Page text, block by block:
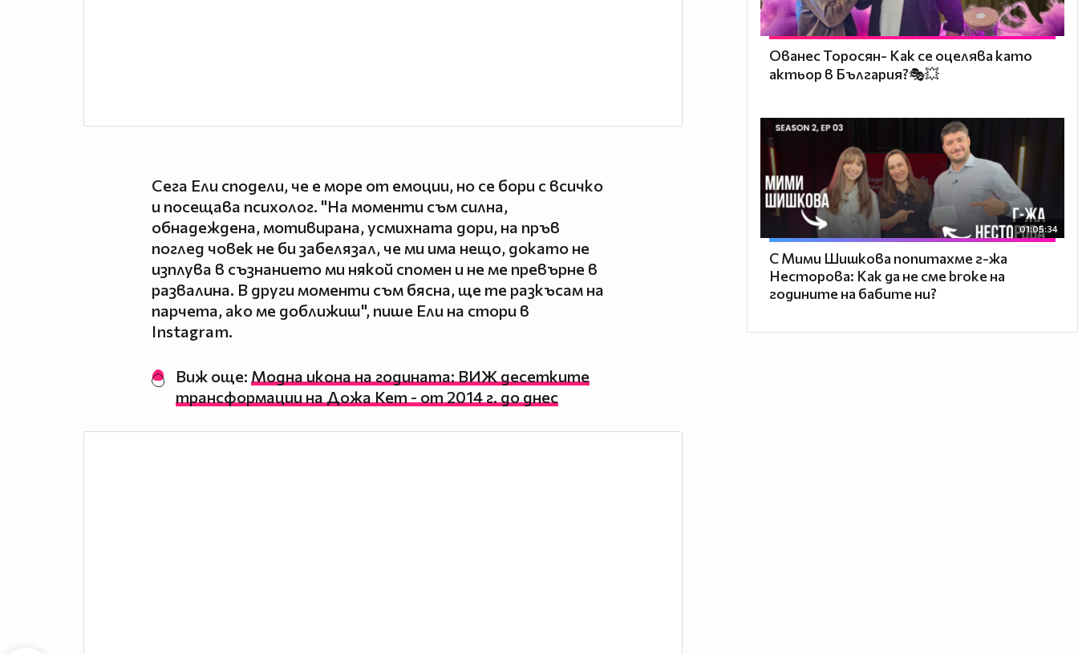
Сега Ели сподели, че е море от емоции, но се бори с всичко
и посещава психолог. "На моменти съм силна,
обнадеждена, мотивирана, усмихната дори, на пръв
поглед човек не би забелязал, че ми има нещо, докато не
изплува в съзнанието ми някой спомен и не ме превърне в
развалина. В други моменти съм бясна, ще те разкъсам на
парчета, ако ме доближиш", пише Ели на стори в
Instagram.
Виж още: Модна икона на годината: ВИЖ десетките
трансформации на Дожа Кет - от 2014 г. до днес
Ованес Торосян- Как се оцелява като
актьор в България?🎭💥
01:05:34
С Мими Шишкова попитахме г-жа
Несторова: Как да не сме broke на
годините на бабите ни?